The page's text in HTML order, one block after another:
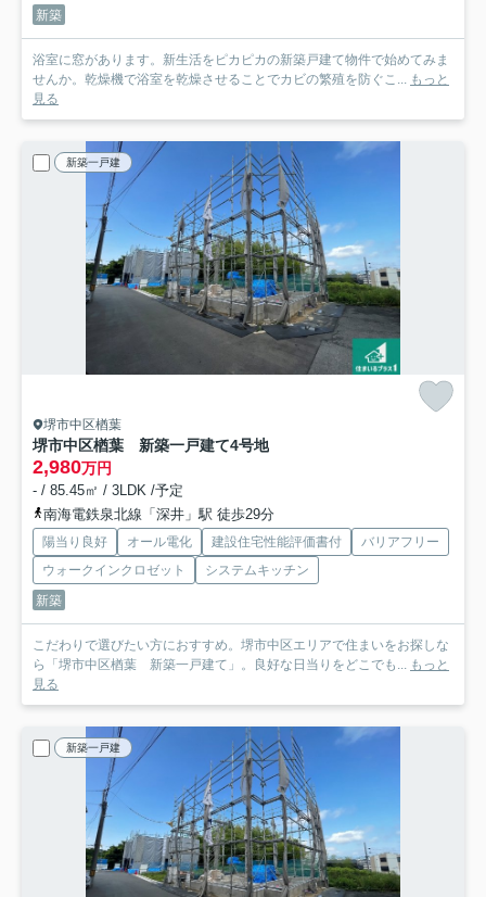
新築
浴室に窓があります。新生活をピカピカの新築戸建て物件で始めてみま
せんか。乾燥機で浴室を乾燥させることでカビの繁殖を防ぐこ...
もっと
見る
新築一戸建
堺市中区楢葉
堺市中区楢葉 新築一戸建て4号地
2,980万円
- / 85.45㎡ / 3LDK /予定
南海電鉄泉北線「深井」駅 徒歩29分
陽当り良好 オール電化 建設住宅性能評価書付
バリアフリー
ウォークインクロゼット
システムキッチン
新築
こだわりで選びたい方におすすめ。堺市中区エリアで住まいをお探しな
ら「堺市中区楢葉 新築一戸建て」。良好な日当りをどこでも...
もっと
見る
新築一戸建